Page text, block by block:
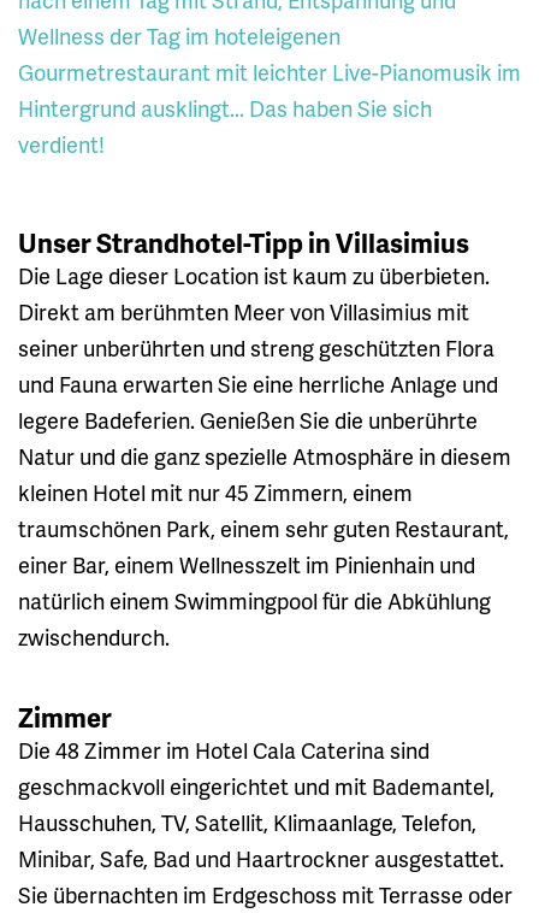
Wellness der Tag im hoteleigenen
Gourmetrestaurant mit leichter Live-Pianomusik im
Hintergrund ausklingt... Das haben Sie sich
verdient!
Unser Strandhotel-Tipp in Villasimius
Die Lage dieser Location ist kaum zu überbieten.
Direkt am berühmten Meer von Villasimius mit
seiner unberührten und streng geschützten Flora
und Fauna erwarten Sie eine herrliche Anlage und
legere Badeferien. Genießen Sie die unberührte
Natur und die ganz spezielle Atmosphäre in diesem
kleinen Hotel mit nur 45 Zimmern, einem
traumschönen Park, einem sehr guten Restaurant,
einer Bar, einem Wellnesszelt im Pinienhain und
natürlich einem Swimmingpool für die Abkühlung
zwischendurch.
Zimmer
Die 48 Zimmer im Hotel Cala Caterina sind
geschmackvoll eingerichtet und mit Bademantel,
Hausschuhen, TV, Satellit, Klimaanlage, Telefon,
Minibar, Safe, Bad und Haartrockner ausgestattet.
Sie übernachten im Erdgeschoss mit Terrasse oder